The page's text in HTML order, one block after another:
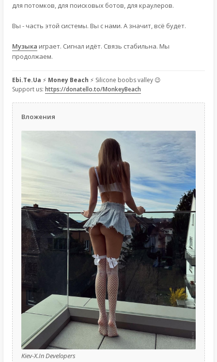
для потомков, для поисковых ботов, для краулеров.
Вы - часть этой системы. Вы с нами. А значит, всё будет.
Музыка играет. Сигнал идёт. Связь стабильна. Мы
продолжаем.
Ebi.Te.Ua ⚡ Money Beach ⚡ Silicone boobs valley 😉
Support us: https://donatello.to/MonkeyBeach
Вложения
Kiev-X.In Developers